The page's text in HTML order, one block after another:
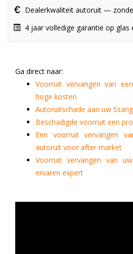
Dealerkwaliteit autoruit —
4 jaar volledige garantie op glas
Ga direct naar:
Voorruit vervangen van
hoge kosten
Autoruitschade aan uw
Beschadigde voorruit een
Een voorruit vervangen
autoruit voor after market
Voorruit vervangen van
ervaren expert